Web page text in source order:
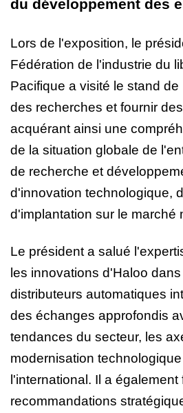
du développement des
Lors de l'exposition, le
Fédération de l'industrie du
Pacifique a visité le stand
des recherches et fournir
acquérant ainsi une
de la situation globale de
de recherche et
d'innovation technologique,
d'implantation sur le marché
Le président a salué
les innovations d'Haloo
distributeurs automatiques
des échanges approfondis
tendances du secteur, les
modernisation
l'international. Il a également
recommandations